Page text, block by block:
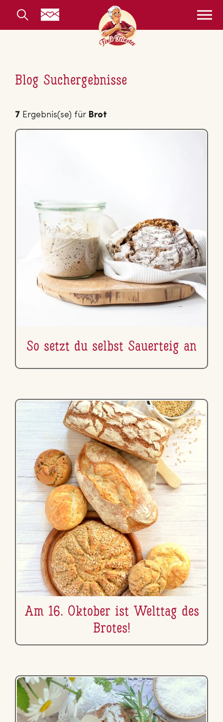
Blog Suchergebnisse
7 Ergebnis(se) für Brot
So setzt du selbst Sauerteig an
Am 16. Oktober ist Welttag des
Brotes!